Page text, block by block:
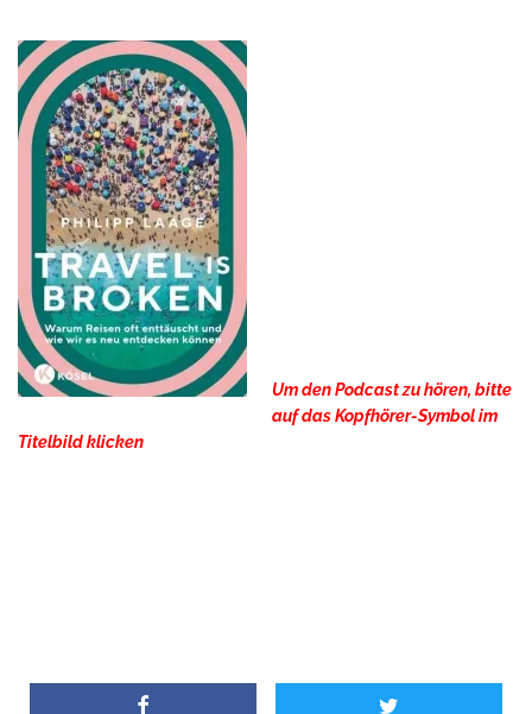
Um den Podcast zu hören, bitte
auf das Kopfhörer-Symbol im
Titelbild klicken